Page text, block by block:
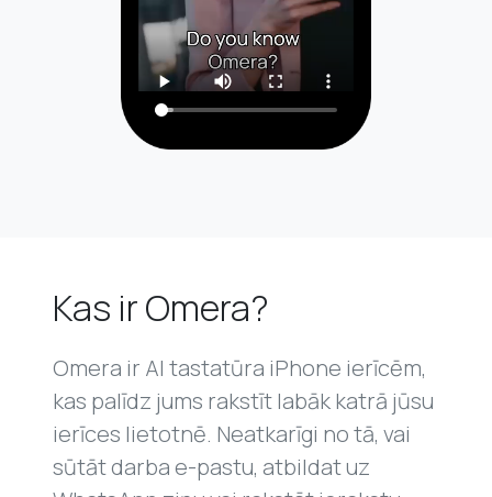
Kas ir Omera?
Omera ir AI tastatūra iPhone ierīcēm,
kas palīdz jums rakstīt labāk katrā jūsu
ierīces lietotnē. Neatkarīgi no tā, vai
sūtāt darba e-pastu, atbildat uz